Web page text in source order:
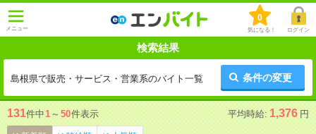
メニュー
0
気になる！ ログイン
検索結果
島根県で販売・サービス・営業系のバイト一覧 条件の変更
131件中1 ～ 50件表示 平均時給: 1,376 円